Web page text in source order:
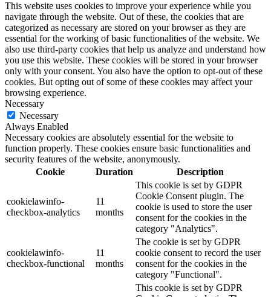
This website uses cookies to improve your experience while you
navigate through the website. Out of these, the cookies that are
categorized as necessary are stored on your browser as they are
essential for the working of basic functionalities of the website. We
also use third-party cookies that help us analyze and understand how
you use this website. These cookies will be stored in your browser
only with your consent. You also have the option to opt-out of these
cookies. But opting out of some of these cookies may affect your
browsing experience.
Necessary
Necessary
Always Enabled
Necessary cookies are absolutely essential for the website to
function properly. These cookies ensure basic functionalities and
security features of the website, anonymously.
Cookie
Duration Description
cookielawinfo-
checkbox-analytics
11
months
This cookie is set by GDPR
Cookie Consent plugin. The
cookie is used to store the user
consent for the cookies in the
category "Analytics".
cookielawinfo-
checkbox-functional
11
months
The cookie is set by GDPR
cookie consent to record the user
consent for the cookies in the
category "Functional".
This cookie is set by GDPR